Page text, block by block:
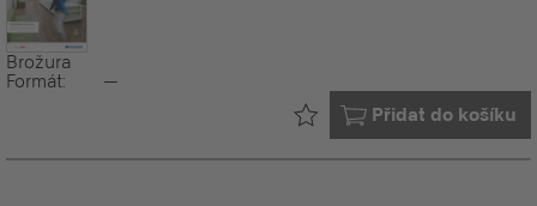
Brožura
Formát:
--
Přidat do košíku
Již ve vašem